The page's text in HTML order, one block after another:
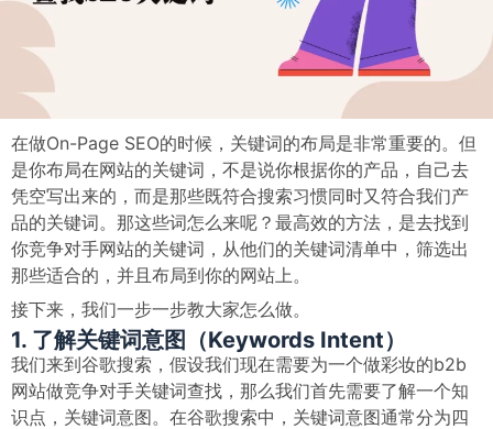
在做On-Page SEO的时候，关键词的布局是非常重要的。但
是你布局在网站的关键词，不是说你根据你的产品，自己去
凭空写出来的，而是那些既符合搜索习惯同时又符合我们产
品的关键词。那这些词怎么来呢？最高效的方法，是去找到
你竞争对手网站的关键词，从他们的关键词清单中，筛选出
那些适合的，并且布局到你的网站上。
接下来，我们一步一步教大家怎么做。
1. 了解关键词意图（Keywords Intent）
我们来到谷歌搜索，假设我们现在需要为一个做彩妆的b2b
网站做竞争对手关键词查找，那么我们首先需要了解一个知
识点，关键词意图。在谷歌搜索中，关键词意图通常分为四